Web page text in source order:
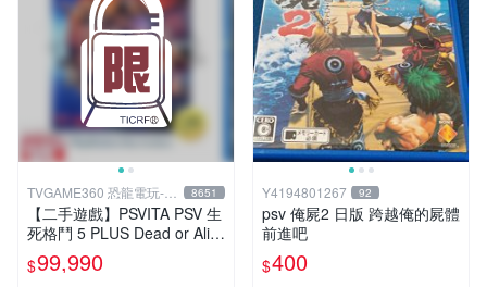
TVGAME360 恐龍電玩-台
中店
8651
【二手遊戲】PSVITA PSV 生
死格鬥 5 PLUS Dead or Aliv
e 5 Plus 中文【台中恐龍電
玩】
$99,990
Y4194801267 92
psv 俺屍2 日版 跨越俺的屍體
前進吧
$400